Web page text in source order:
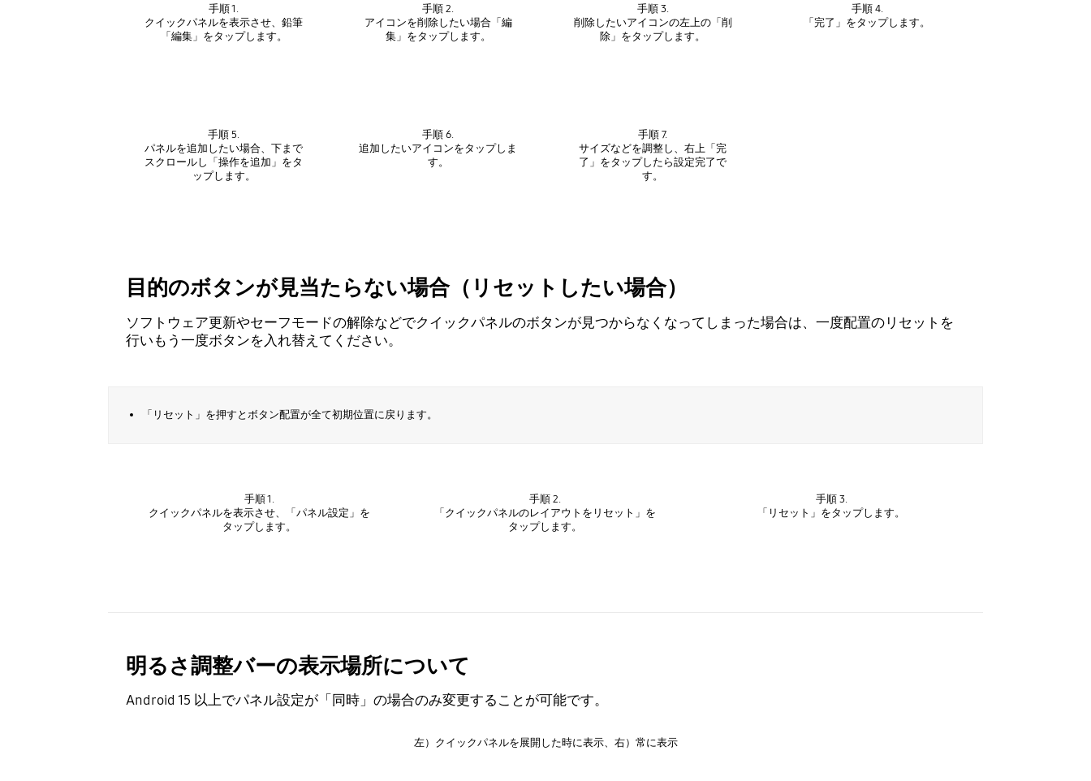
手順 1.
クイックパネルを表示させ、鉛筆
「編集」をタップします。
手順 2.
アイコンを削除したい場合「編
集」をタップします。
手順 3.
削除したいアイコンの左上の「削
除」をタップします。
手順 4.
「完了」をタップします。
手順 5.
パネルを追加したい場合、下まで
スクロールし「操作を追加」をタ
ップします。
手順 6.
追加したいアイコンをタップしま
す。
手順 7.
サイズなどを調整し、右上「完
了」をタップしたら設定完了で
す。
目的のボタンが見当たらない場合（リセットしたい場合）
ソフトウェア更新やセーフモードの解除などでクイックパネルのボタンが見つからなくなってしまった場合は、一度配置のリセットを
行いもう一度ボタンを入れ替えてください。
「リセット」を押すとボタン配置が全て初期位置に戻ります。
手順 1.
クイックパネルを表示させ、「パネル設定」を
タップします。
手順 2.
「クイックパネルのレイアウトをリセット」を
タップします。
手順 3.
「リセット」をタップします。
明るさ調整バーの表示場所について
Android 15 以上でパネル設定が「同時」の場合のみ変更することが可能です。
左）クイックパネルを展開した時に表示、右）常に表示